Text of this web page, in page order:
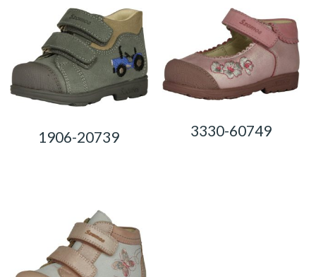
1906-20739 3330-60749